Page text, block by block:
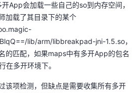
App会加载一些自己的so到内存空间，
加载了其目录下的某个
lib/arm/libbreakpad-jni-1.5.so，
的匹配，如果maps中有多开App的包名
在多开环境下。
该项检测，但缺点是需要收集所有多开